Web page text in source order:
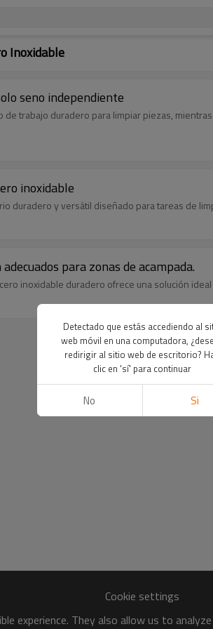
Inoxidable
seno independiente
trabajo duradero para limpiar piezas,
inoxidable
duradero y versátil diseñado para tareas de
para zonas de acampada.
inoxidable duradero ofrece una solución
Cookie settings
experience. They also allow us to
Detectado que estás accediendo al
web móvil en una computadora,
redirigir al sitio web de escritorio?
clic en 'sí' para continuar
No Si